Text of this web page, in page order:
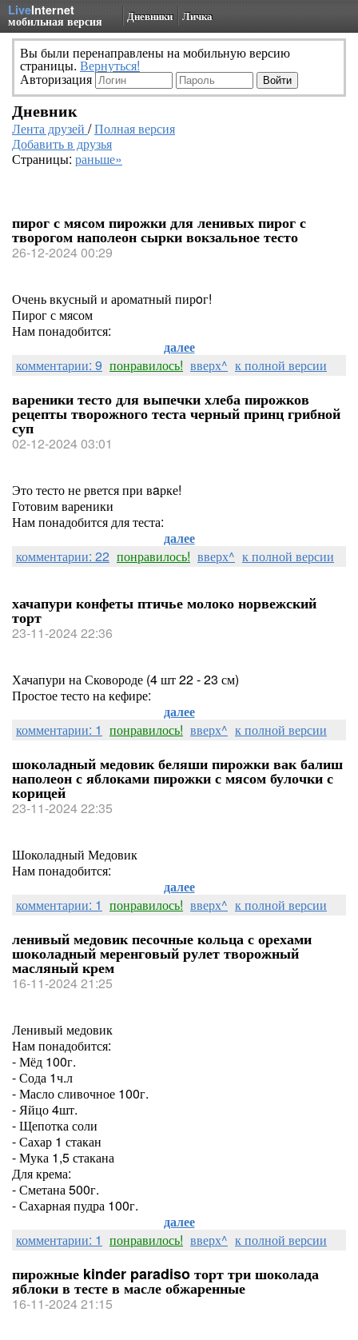
LiveInternet
мобильная версия Дневники Личка
Вы были перенаправлены на мобильную версию
страницы. Вернуться!
Авторизация
Дневник
Лента друзей /Полная версия
Добавить в друзья
Страницы: раньше»
пирог с мясом пирожки для ленивых пирог с
творогом наполеон сырки вокзальное тесто
26-12-2024 00:29
Очень вкусный и ароматный пирoг!
Пирог с мясом
Нам понадобится:
далее
комментарии: 9 понравилось! вверх^ к полной версии
вареники тесто для выпечки хлеба пирожков
рецепты творожного теста черный принц грибной
суп
02-12-2024 03:01
Это тесто не рвется при вaрке!
Готовим вареники
Нам понадобится для теста:
далее
комментарии: 22 понравилось! вверх^ к полной версии
хачапури конфеты птичье молоко норвежский
торт
23-11-2024 22:36
Хачапури на Сковороде (4 шт 22 - 23 см)
Простое тесто на кефире:
далее
комментарии: 1 понравилось! вверх^ к полной версии
шоколадный медовик беляши пирожки вак балиш
наполеон с яблоками пирожки с мясом булочки с
корицей
23-11-2024 22:35
Шоколадный Медовик
Нам понадобится:
далее
комментарии: 1 понравилось! вверх^ к полной версии
ленивый медовик песочные кольца с орехами
шоколадный меренговый рулет творожный
масляный крем
16-11-2024 21:25
Ленивый медовик
Нам понадобится:
- Мёд 100г.
- Сода 1ч.л
- Масло сливочное 100г.
- Яйцо 4шт.
- Щепотка соли
- Сахар 1 стакан
- Мука 1,5 стакана
Для крема:
- Сметана 500г.
- Сахарная пудра 100г.
далее
комментарии: 1 понравилось! вверх^ к полной версии
пирожные kinder paradiso торт три шоколада
яблоки в тесте в масле обжаренные
16-11-2024 21:15